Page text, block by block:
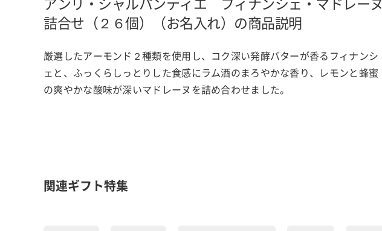
アンリ・シャルパンティエ フィナンシェ・マドレーヌ
詰合せ（２６個）（お名入れ）の商品説明
厳選したアーモンド２種類を使用し、コク深い発酵バターが香るフィナンシ
ェと、ふっくらしっとりした食感にラム酒のまろやかな香り、レモンと蜂蜜
の爽やかな酸味が深いマドレーヌを詰め合わせました。
関連ギフト特集